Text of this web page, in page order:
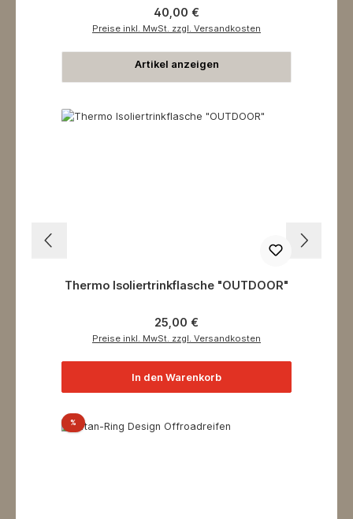
Regulärer Preis:
40,00 €
Preise inkl. MwSt. zzgl. Versandkosten
Artikel anzeigen
Thermo Isoliertrinkflasche "OUTDOOR"
Regulärer Preis:
25,00 €
Preise inkl. MwSt. zzgl. Versandkosten
In den Warenkorb
%Rabatt